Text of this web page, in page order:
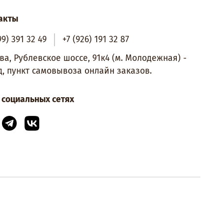
391 32 49
+7 (926) 191 32 87
Рублевское шоссе, 91к4 (м. Молодежная) -
пункт самовывоза онлайн заказов.
сетях